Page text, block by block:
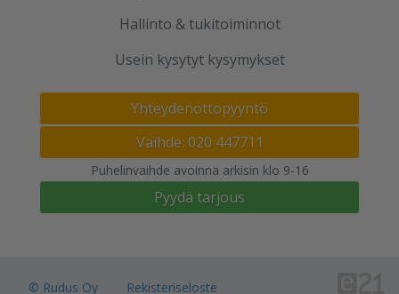
Hallinto & tukitoiminnot
Usein kysytyt kysymykset
Yhteydenottopyyntö
Vaihde: 020 447711
Puhelinvaihde avoinna arkisin klo 9-16
Pyydä tarjous
© Rudus Oy Rekisteriseloste